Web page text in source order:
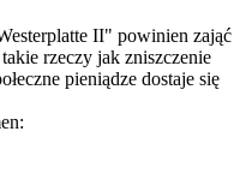
II" powinien zająć
rzeczy jak zniszczenie
pieniądze dostaje się